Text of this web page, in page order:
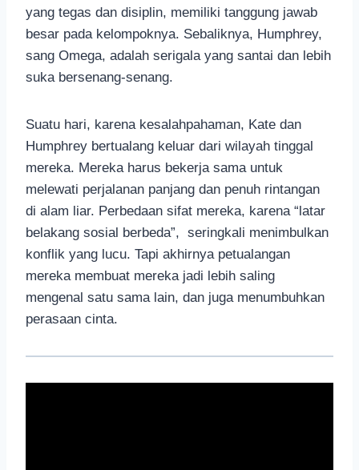
yang tegas dan disiplin, memiliki tanggung jawab
besar pada kelompoknya. Sebaliknya, Humphrey,
sang Omega, adalah serigala yang santai dan lebih
suka bersenang-senang.
Suatu hari, karena kesalahpahaman, Kate dan
Humphrey bertualang keluar dari wilayah tinggal
mereka. Mereka harus bekerja sama untuk
melewati perjalanan panjang dan penuh rintangan
di alam liar. Perbedaan sifat mereka, karena “latar
belakang sosial berbeda”, seringkali menimbulkan
konflik yang lucu. Tapi akhirnya petualangan
mereka membuat mereka jadi lebih saling
mengenal satu sama lain, dan juga menumbuhkan
perasaan cinta.